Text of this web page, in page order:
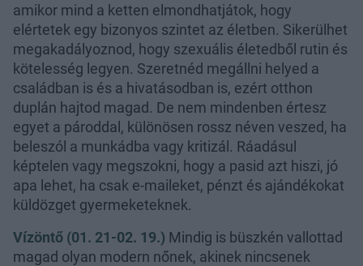
amikor mind a ketten elmondhatjátok, hogy
elértetek egy bizonyos szintet az életben. Sikerülhet
megakadályoznod, hogy szexuális életedből rutin és
kötelesség legyen. Szeretnéd megállni helyed a
családban is és a hivatásodban is, ezért otthon
duplán hajtod magad. De nem mindenben értesz
egyet a pároddal, különösen rossz néven veszed, ha
beleszól a munkádba vagy kritizál. Ráadásul
képtelen vagy megszokni, hogy a pasid azt hiszi, jó
apa lehet, ha csak e-maileket, pénzt és ajándékokat
küldözget gyermeketeknek.
Vízöntő (01. 21-02. 19.) Mindig is büszkén vallottad
magad olyan modern nőnek, akinek nincsenek